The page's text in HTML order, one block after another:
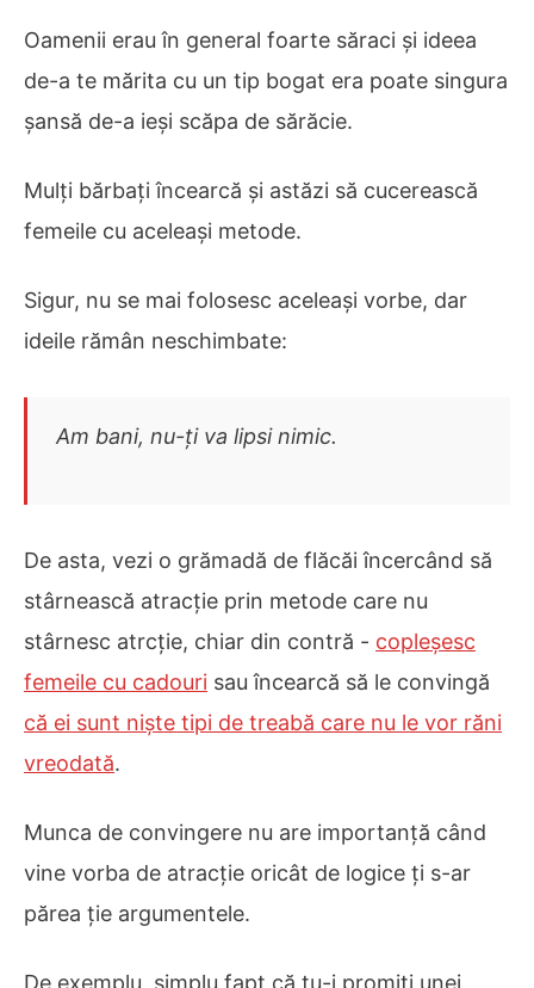
Oamenii erau în general foarte săraci și ideea
de-a te mărita cu un tip bogat era poate singura
șansă de-a ieși scăpa de sărăcie.
Mulți bărbați încearcă și astăzi să cucerească
femeile cu aceleași metode.
Sigur, nu se mai folosesc aceleași vorbe, dar
ideile rămân neschimbate:
Am bani, nu-ți va lipsi nimic.
De asta, vezi o grămadă de flăcăi încercând să
stârnească atracție prin metode care nu
stârnesc atrcție, chiar din contră - copleșesc
femeile cu cadouri sau încearcă să le convingă
că ei sunt niște tipi de treabă care nu le vor răni
vreodată.
Munca de convingere nu are importanță când
vine vorba de atracție oricât de logice ți s-ar
părea ție argumentele.
De exemplu, simplu fapt că tu-i promiți unei